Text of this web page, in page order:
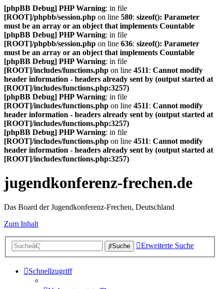
[phpBB Debug] PHP Warning: in file
[ROOT]/phpbb/session.php on line 580: sizeof(): Parameter
must be an array or an object that implements Countable
[phpBB Debug] PHP Warning: in file
[ROOT]/phpbb/session.php on line 636: sizeof(): Parameter
must be an array or an object that implements Countable
[phpBB Debug] PHP Warning: in file
[ROOT]/includes/functions.php on line 4511: Cannot modify
header information - headers already sent by (output started at
[ROOT]/includes/functions.php:3257)
[phpBB Debug] PHP Warning: in file
[ROOT]/includes/functions.php on line 4511: Cannot modify
header information - headers already sent by (output started at
[ROOT]/includes/functions.php:3257)
[phpBB Debug] PHP Warning: in file
[ROOT]/includes/functions.php on line 4511: Cannot modify
header information - headers already sent by (output started at
[ROOT]/includes/functions.php:3257)
jugendkonferenz-frechen.de
Das Board der Jugendkonferenz-Frechen, Deutschland
Zum Inhalt
Suche Erweiterte Suche
Schnellzugriff